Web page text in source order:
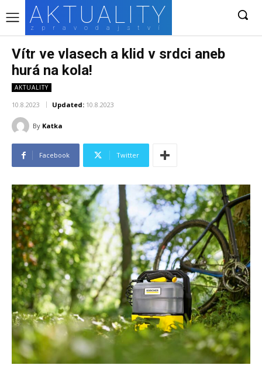
AKTUALITY
zpravodajství
Vítr ve vlasech a klid v srdci aneb
hurá na kola!
AKTUALITY
10.8.2023 Updated: 10.8.2023
By Katka
Facebook Twitter